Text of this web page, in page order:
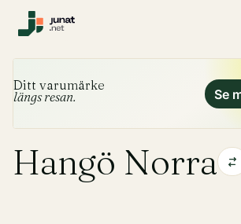
Ditt varumärke
längs resan. Se
Hangö Norra